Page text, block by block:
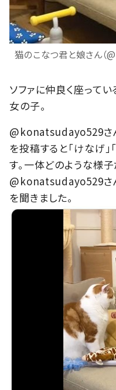
猫のこなつ君と娘さん（
ソファに仲良く座って
女の子。
@konatsudayo529さ
を投稿すると「けなげ」
す。一体どのような様子
@konatsudayo529さ
を聞きました。